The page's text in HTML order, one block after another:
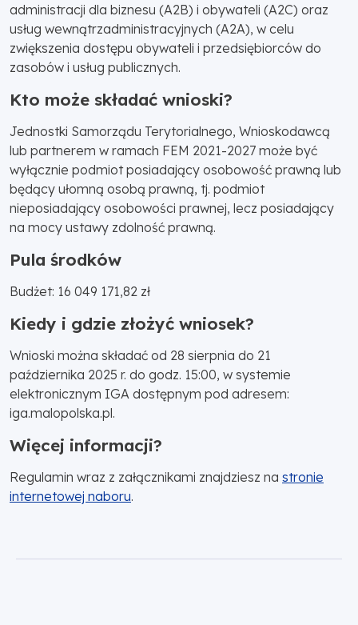
administracji dla biznesu (A2B) i obywateli (A2C) oraz
usług wewnątrzadministracyjnych (A2A), w celu
zwiększenia dostępu obywateli i przedsiębiorców do
zasobów i usług publicznych.
Kto może składać wnioski?
Jednostki Samorządu Terytorialnego, Wnioskodawcą
lub partnerem w ramach FEM 2021-2027 może być
wyłącznie podmiot posiadający osobowość prawną lub
będący ułomną osobą prawną, tj. podmiot
nieposiadający osobowości prawnej, lecz posiadający
na mocy ustawy zdolność prawną.
Pula środków
Budżet: 16 049 171,82 zł
Kiedy i gdzie złożyć wniosek?
Wnioski można składać od 28 sierpnia do 21
października 2025 r. do godz. 15:00, w systemie
elektronicznym IGA dostępnym pod adresem:
iga.malopolska.pl.
Więcej informacji?
Regulamin wraz z załącznikami znajdziesz na stronie
internetowej naboru.